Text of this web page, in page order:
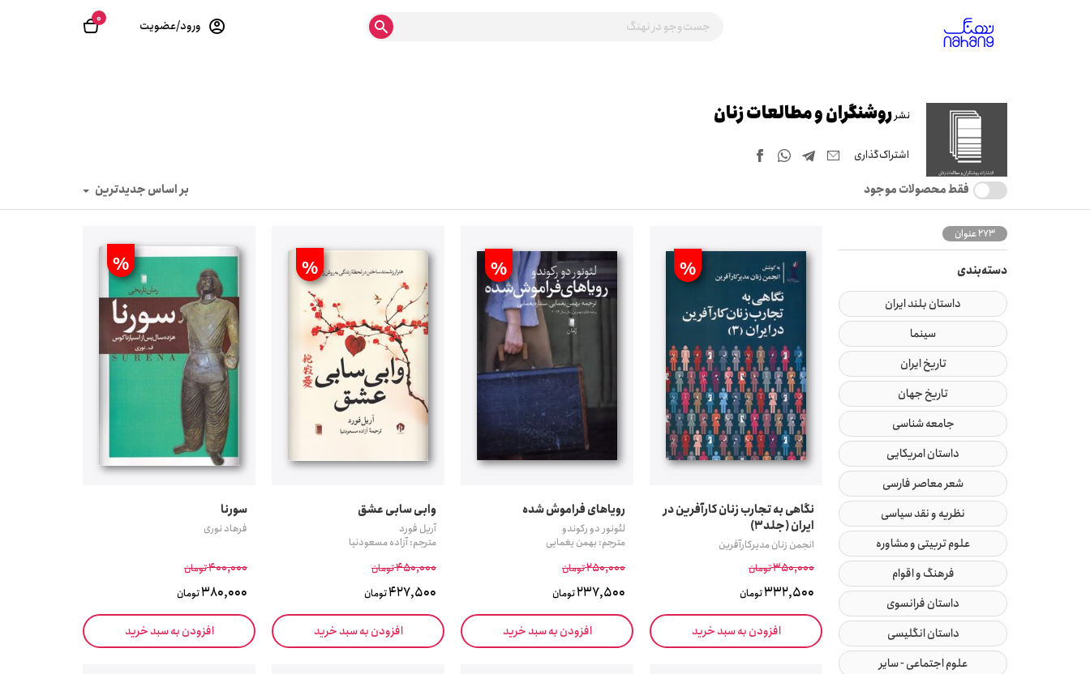
0 ورود/عضویت
نشرروشنگران و مطالعات زنان
اشتراک‌گذاری
فقط محصولات موجود بر اساس جدیدترین
273 عنوان
دسته‌بندی
داستان بلند ایران
سینما
تاریخ ایران
تاریخ جهان
جامعه شناسی
داستان امریکایی
شعر معاصر فارسی
نظریه و نقد سیاسی
علوم تربیتی و مشاوره
فرهنگ و اقوام
داستان فرانسوی
داستان انگلیسی
علوم اجتماعی - سایر
%
نگاهی به تجارب زنان کارآفرین در
ایران (جلد3)
انجمن زنان مدیرکارآفرین
350,000تومان
332,500تومان
افزودن به سبد خرید
%
رویاهای فراموش شده
لئونور دو رکوندو
مترجم: بهمن یغمایی
250,000تومان
237,500تومان
افزودن به سبد خرید
%
وابی سابی عشق
آریل فورد
مترجم: آزاده مسعودنیا
450,000تومان
427,500تومان
افزودن به سبد خرید
%
سورنا
فرهاد نوری
400,000تومان
380,000تومان
افزودن به سبد خرید